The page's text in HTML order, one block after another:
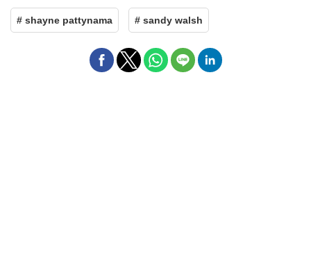
# shayne pattynama # sandy walsh